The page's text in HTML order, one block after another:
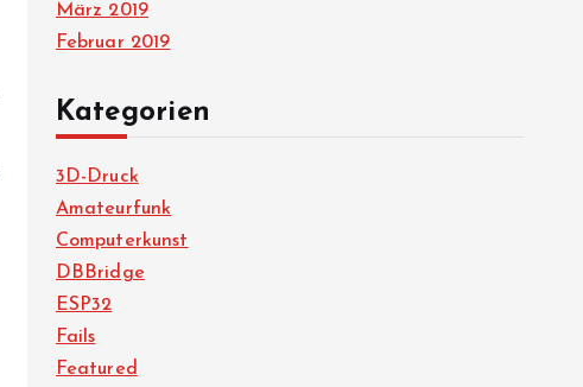
März 2019
Februar 2019
Kategorien
3D-Druck
Amateurfunk
Computerkunst
DBBridge
ESP32
Fails
Featured